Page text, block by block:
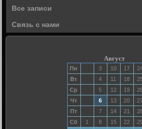
Все записи
Связь с нами
Август
Пн 3 10 17
Вт
4 11 18
Ср
5 12 19
Чт
6 13 20
Пт
7 14 21
Сб
1 8 15 22